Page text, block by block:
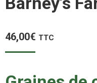
46,00€ TTC